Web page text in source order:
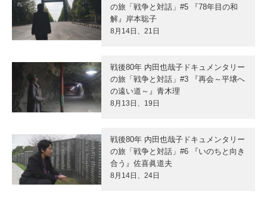
の旅「戦争と対話」#5 『78年目の和
解』岸本聡子
8月14日、21日
戦後80年 内田也哉子ドキュメンタリー
の旅「戦争と対話」#3 『再会～平壌へ
の遠い道～』青木理
8月13日、19日
戦後80年 内田也哉子ドキュメンタリー
の旅「戦争と対話」#6 『いのちと向き
合う』佐喜眞道夫
8月14日、24日